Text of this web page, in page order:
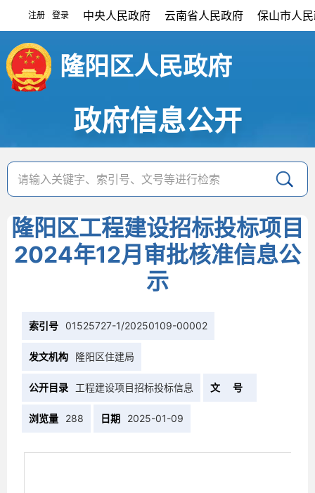
注册 登录 中央人民政府 云南省人民政府 保山市人
隆阳区人民政府
政府信息公开
隆阳区工程建设招标投标项目
2024年12月审批核准信息公
示
索引号 01525727-1/20250109-00002
发文机构 隆阳区住建局
公开目录 工程建设项目招标投标信息 文 号
浏览量 288 日期 2025-01-09